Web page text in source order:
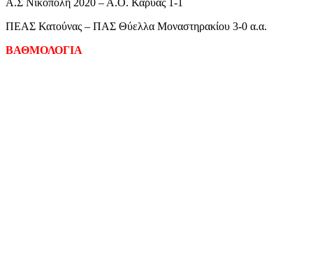
Α.Σ Νικόπολη 2020 – Α.Ο. Καρυάς 1-1
ΠΕΑΣ Κατούνας – ΠΑΣ Θύελλα Μοναστηρακίου 3-0 α.α.
ΒΑΘΜΟΛΟΓΙΑ